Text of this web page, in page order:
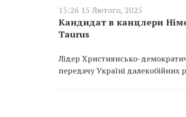
15:26 15 Лютого, 2025
Кандидат в канцлери
Taurus
Лідер Християнсько-
передачу Україні